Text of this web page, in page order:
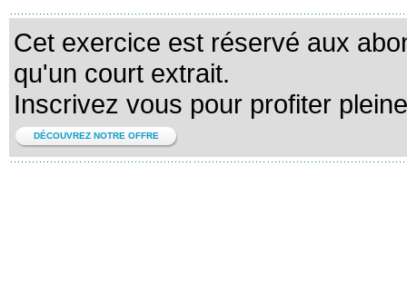
Cet exercice est réservé aux
qu'un court extrait.
Inscrivez vous pour profiter
DÉCOUVREZ NOTRE OFFRE